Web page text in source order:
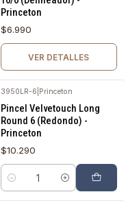
Princeton
$6.990
VER DETALLES
3950LR-6 Princeton
Pincel Velvetouch Long
Round 6 (Redondo) -
Princeton
$10.290
Cantidad